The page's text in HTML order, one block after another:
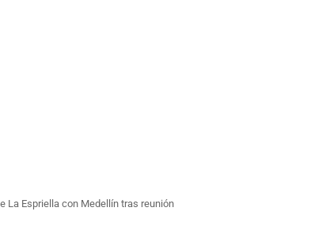
La Espriella con Medellín tras reunión